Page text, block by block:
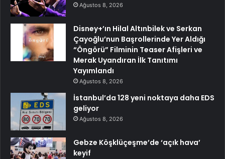
Ağustos 8, 2026
Disney+’ın Hilal Altınbilek ve Serkan
Çayoğlu’nun Başrollerinde Yer Aldığı
“Öngörü” Filminin Teaser Afişleri ve
Merak Uyandıran İlk Tanıtımı
Yayımlandı
Ağustos 8, 2026
İstanbul’da 128 yeni noktaya daha EDS
geliyor
Ağustos 8, 2026
Gebze Köşklüçeşme’de ‘açık hava’
keyif